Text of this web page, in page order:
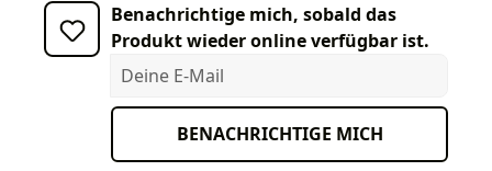
Benachrichtige mich, sobald das
Produkt wieder online verfügbar ist.
Deine E-Mail
BENACHRICHTIGE MICH